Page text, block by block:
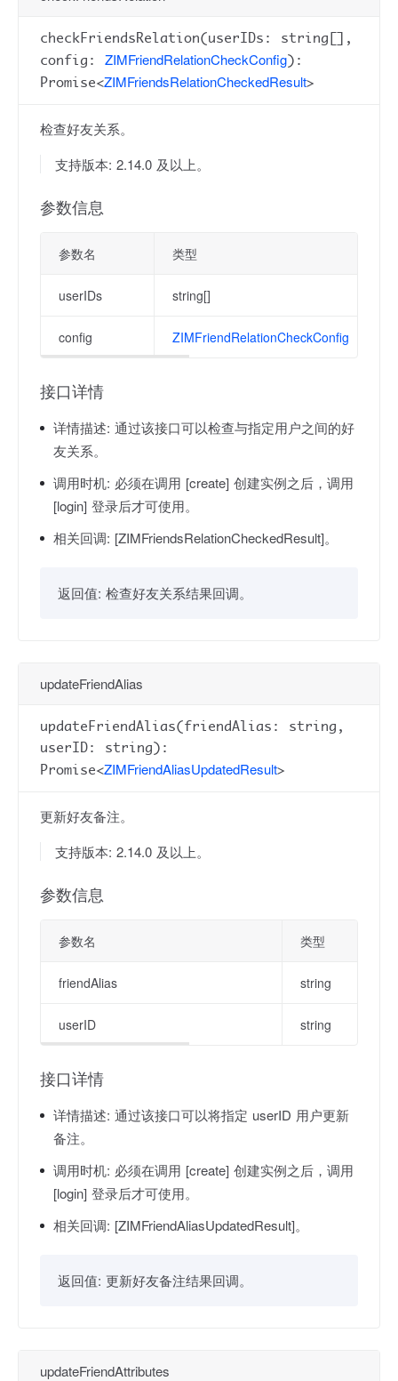
checkFriendsRelation(userIDs: string[],
config: ZIMFriendRelationCheckConfig):
Promise<ZIMFriendsRelationCheckedResult>
检查好友关系。
支持版本: 2.14.0 及以上。
参数信息
参数名 类型
userIDs string[]
config ZIMFriendRelationCheckConfig
接口详情
详情描述: 通过该接口可以检查与指定用户之间的好
友关系。
调用时机: 必须在调用 [create] 创建实例之后，调用
[login] 登录后才可使用。
相关回调: [ZIMFriendsRelationCheckedResult]。
返回值: 检查好友关系结果回调。
updateFriendAlias
updateFriendAlias(friendAlias: string,
userID: string):
Promise<ZIMFriendAliasUpdatedResult>
更新好友备注。
支持版本: 2.14.0 及以上。
参数信息
参数名 类型
friendAlias string
userID string
接口详情
详情描述: 通过该接口可以将指定 userID 用户更新
备注。
调用时机: 必须在调用 [create] 创建实例之后，调用
[login] 登录后才可使用。
相关回调: [ZIMFriendAliasUpdatedResult]。
返回值: 更新好友备注结果回调。
updateFriendAttributes